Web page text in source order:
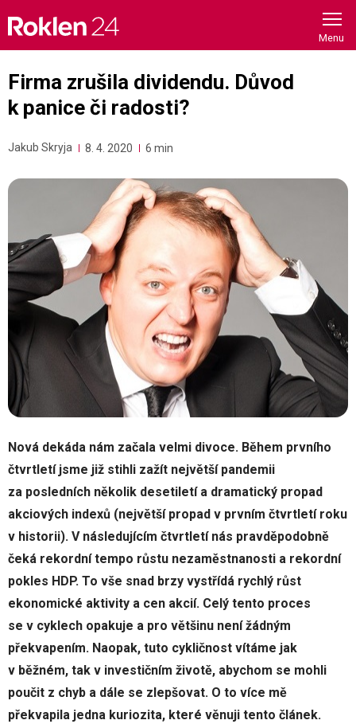
content
Firma zrušila dividendu. Důvod
k panice či radosti?
Jakub Skryja 8. 4. 2020 6 min
Nová dekáda nám začala velmi divoce. Během prvního
čtvrtletí jsme již stihli zažít největší pandemii
za posledních několik desetiletí a dramatický propad
akciových indexů (největší propad v prvním čtvrtletí roku
v historii). V následujícím čtvrtletí nás pravděpodobně
čeká rekordní tempo růstu nezaměstnanosti a rekordní
pokles HDP. To vše snad brzy vystřídá rychlý růst
ekonomické aktivity a cen akcií. Celý tento proces
se v cyklech opakuje a pro většinu není žádným
překvapením. Naopak, tuto cykličnost vítáme jak
v běžném, tak v investičním životě, abychom se mohli
poučit z chyb a dále se zlepšovat. O to více mě
překvapila jedna kuriozita, které věnuji tento článek.